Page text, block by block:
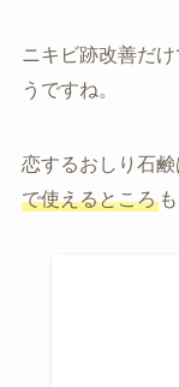
ニキビ跡改善だ
うですね。
恋するおしり石鹸
で使えるところ